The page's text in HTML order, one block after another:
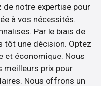
de notre expertise pour
à vos nécessités.
Par le biais de
tôt une décision. Optez
et économique. Nous
meilleurs prix pour
Nous offrons un